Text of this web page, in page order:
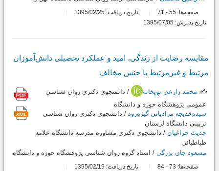
صفحه‌ها: 55
-
تاریخ دریافت: 1395/02/25
تاریخ پذیرش: 1395/07/05
مقایسه رضایت از زندگی، امید و عملکرد تحصیلی دانش‌آموزان
مرتبط و غیرمرتبط با جنس مخالف
✍️ محمد زارعی توپخانه
/ دانشجوی دکتری روان شناسی
عمومی پژوهشگاه حوزه و دانشگاه
سیده‌خدیجه مرادیانی گیزه‌رود / دانشجوی دکتری روان شناسی
تربیتی دانشگاه لرستان
حدیث چراغیان / دانشجوی دکتری مشاوره مدرسه دانشگاه علامه
طباطبائی
مسعود جان بزرگی / استاد گروه روان شناسی پژوهشگاه حوزه و دانشگاه
صفحه‌ها: 73
-
تاریخ دریافت: 1395/02/19